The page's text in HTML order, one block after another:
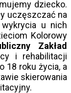
dziecko.
uczęszczać na
u nich
Kolorowy
Zakład
i rehabilitacji
18 roku życia, a
skierowania